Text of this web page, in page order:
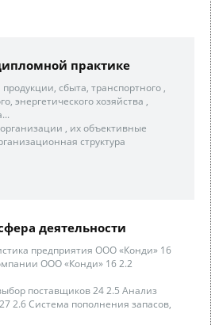
практике
сбыта, транспортного ,
энергетического хозяйства ,
, их объективные
структура
деятельности
предприятия ООО «Конди» 16
ООО «Конди» 16 2.2
поставщиков 24 2.5 Анализ
2.6 Система пополнения запасов,